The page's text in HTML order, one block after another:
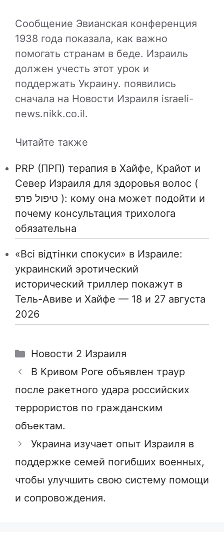
Сообщение Эвианская конференция
1938 года показала, как важно
помогать странам в беде. Израиль
должен учесть этот урок и
поддержать Украину. появились
сначала на Новости Израиля israeli-
news.nikk.co.il.
Читайте также
PRP (ПРП) терапия в Хайфе, Крайот и
Север Израиля для здоровья волос (
טיפול פרפ ): кому она может подойти и
почему консультация трихолога
обязательна
«Всі відтінки спокуси» в Израиле:
украинский эротический
исторический триллер покажут в
Тель-Авиве и Хайфе — 18 и 27 августа
2026
Рубрики
Новости 2 Израиля
В Кривом Роге объявлен траур
после ракетного удара российских
террористов по гражданским
объектам.
Украина изучает опыт Израиля в
поддержке семей погибших военных,
чтобы улучшить свою систему помощи
и сопровождения.